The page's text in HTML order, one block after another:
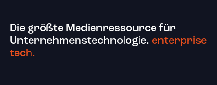
Die größte Medienressource für
Unternehmenstechnologie. enterprise
tech.